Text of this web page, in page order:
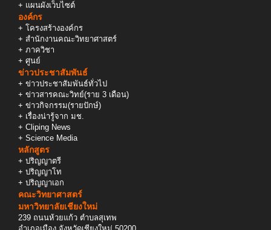
+ แผนผังเว็บไซต์
องค์กร
+ โครงสร้างองค์กร
+ สำนักงานคณะวิทยาศาสตร์
+ ภาควิชา
+ ศูนย์
ข่าวประชาสัมพันธ์
+ ข่าวประชาสัมพันธ์ทั่วไป
+ ข่าวสารคณะวิทย์(ราย 3 เดือน)
+ ข่าวกิจกรรม(รายปักษ์)
+ เรื่องน่ารู้จาก มช.
+ Cliping News
+ Science Media
หลักสูตร
+ ปริญญาตรี
+ ปริญญาโท
+ ปริญญาเอก
คณะวิทยาศาสตร์
มหาวิทยาลัยเชียงใหม่
239 ถนนห้วยแก้ว ตำบลสุเทพ